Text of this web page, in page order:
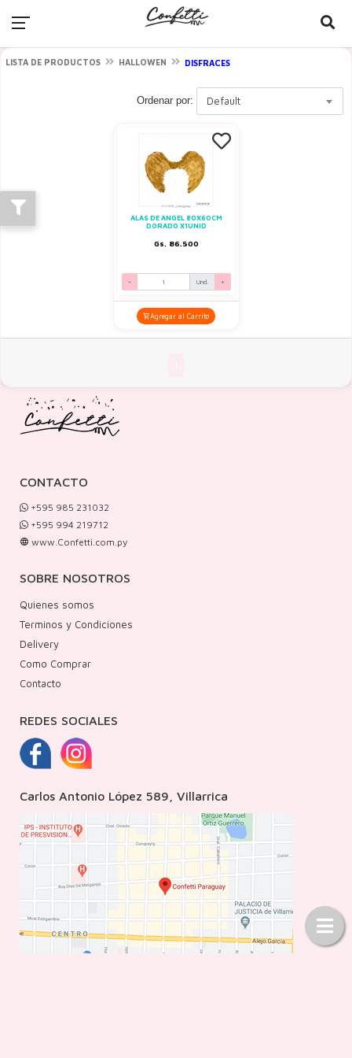
LISTA DE PRODUCTOS HALLOWEN DISFRACES
Ordenar por: Default
ALAS DE ANGEL 80X60CM
DORADO X1UNID
Gs. 86.500
- Und. +
Agregar al Carrito
CONTACTO
+595 985 231032
+595 994 219712
www.Confetti.com.py
SOBRE NOSOTROS
Quienes somos
Terminos y Condiciones
Delivery
Como Comprar
Contacto
REDES SOCIALES
Carlos Antonio López 589, Villarrica